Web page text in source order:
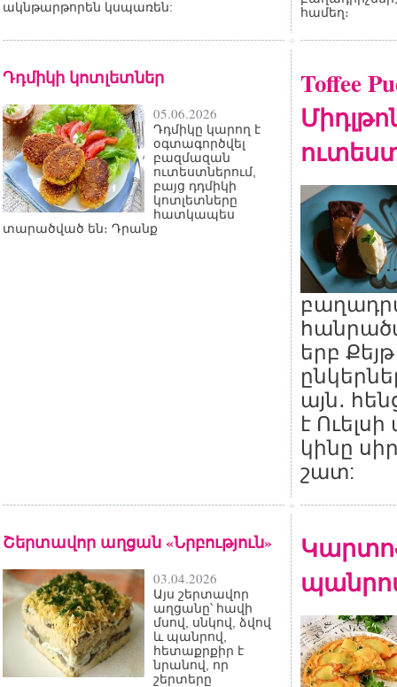
ակնթարթորեն կսպառեն:
համեղ։
Դդմիկի կոտլետներ
05.06.2026
Դդմիկը կարող է
օգտագործվել
բազմազան
ուտեստներում,
բայց դդմիկի
կոտլետները
հատկապես
տարածված են։ Դրանք
Toffee
երբ
այն․
է
կինը
շատ:
Շերտավոր աղցան «Նրբություն»
03.04.2026
Այս շերտավոր
աղցանը՝ հավի
մսով, սնկով, ձվով
և պանրով,
հետաքրքիր է
նրանով, որ
շերտերը